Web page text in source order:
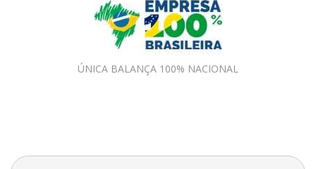
ÚNICA BALANÇA 100% NACIONAL